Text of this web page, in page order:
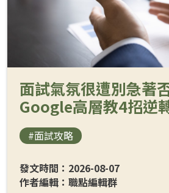
loanding...
面試氣氛很遭別急著
Google高層教4招逆
#面試攻略
發文時間：2026-08-07
作者編輯：職點編輯群